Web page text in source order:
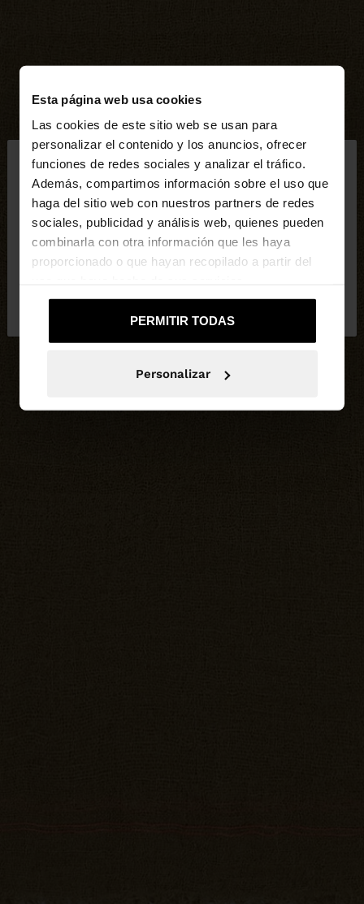
Esta página web usa cookies
Las cookies de este sitio web se usan para
personalizar el contenido y los anuncios, ofrecer
funciones de redes sociales y analizar el tráfico.
Además, compartimos información sobre el uso que
haga del sitio web con nuestros partners de redes
sociales, publicidad y análisis web, quienes pueden
combinarla con otra información que les haya
proporcionado o que hayan recopilado a partir del
PERMITIR TODAS
Personalizar
hola
Estás accediendo a la web de Guatemala. ¿Quieres
ir a la web de United States?